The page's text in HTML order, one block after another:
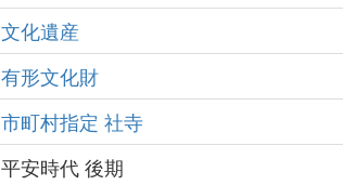
文化遺産
有形文化財
市町村指定 社寺
平安時代 後期